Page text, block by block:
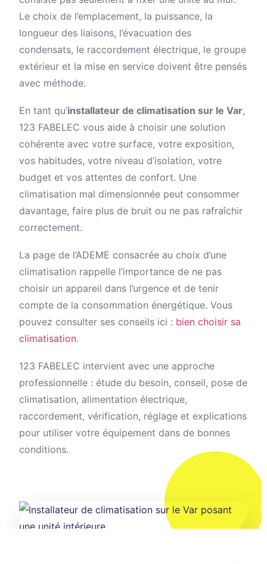
Le choix de l’emplacement, la puissance, la
longueur des liaisons, l’évacuation des
condensats, le raccordement électrique, le groupe
extérieur et la mise en service doivent être pensés
avec méthode.
En tant qu’installateur de climatisation sur le Var,
123 FABELEC vous aide à choisir une solution
cohérente avec votre surface, votre exposition,
vos habitudes, votre niveau d’isolation, votre
budget et vos attentes de confort. Une
climatisation mal dimensionnée peut consommer
davantage, faire plus de bruit ou ne pas rafraîchir
correctement.
La page de l’ADEME consacrée au choix d’une
climatisation rappelle l’importance de ne pas
choisir un appareil dans l’urgence et de tenir
compte de la consommation énergétique. Vous
pouvez consulter ses conseils ici : bien choisir sa
climatisation.
123 FABELEC intervient avec une approche
professionnelle : étude du besoin, conseil, pose de
climatisation, alimentation électrique,
raccordement, vérification, réglage et explications
pour utiliser votre équipement dans de bonnes
conditions.